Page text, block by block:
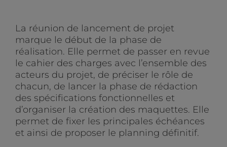
La réunion de lancement de projet
marque le début de la phase de
réalisation. Elle permet de passer en revue
le cahier des charges avec l’ensemble des
acteurs du projet, de préciser le rôle de
chacun, de lancer la phase de rédaction
des spécifications fonctionnelles et
d’organiser la création des maquettes. Elle
permet de fixer les principales échéances
et ainsi de proposer le planning définitif.